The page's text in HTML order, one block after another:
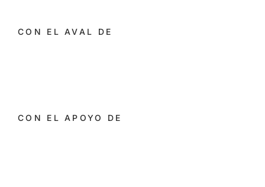
CON EL AVAL DE
CON EL APOYO DE